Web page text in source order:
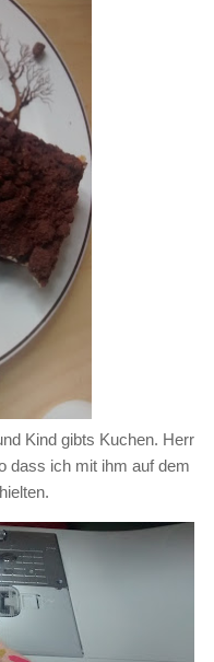
Kind gibts Kuchen. Herr
dass ich mit ihm auf dem